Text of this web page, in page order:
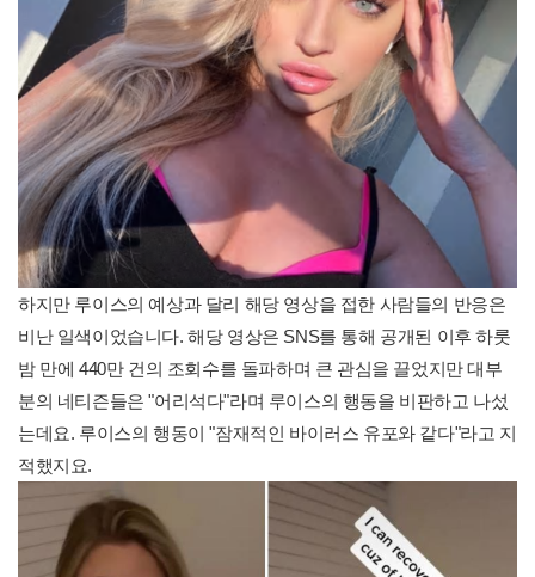
하지만 루이스의 예상과 달리 해당 영상을 접한 사람들의 반응은
비난 일색이었습니다. 해당 영상은 SNS를 통해 공개된 이후 하룻
밤 만에 440만 건의 조회수를 돌파하며 큰 관심을 끌었지만 대부
분의 네티즌들은 "어리석다"라며 루이스의 행동을 비판하고 나섰
는데요. 루이스의 행동이 "잠재적인 바이러스 유포와 같다"라고 지
적했지요.